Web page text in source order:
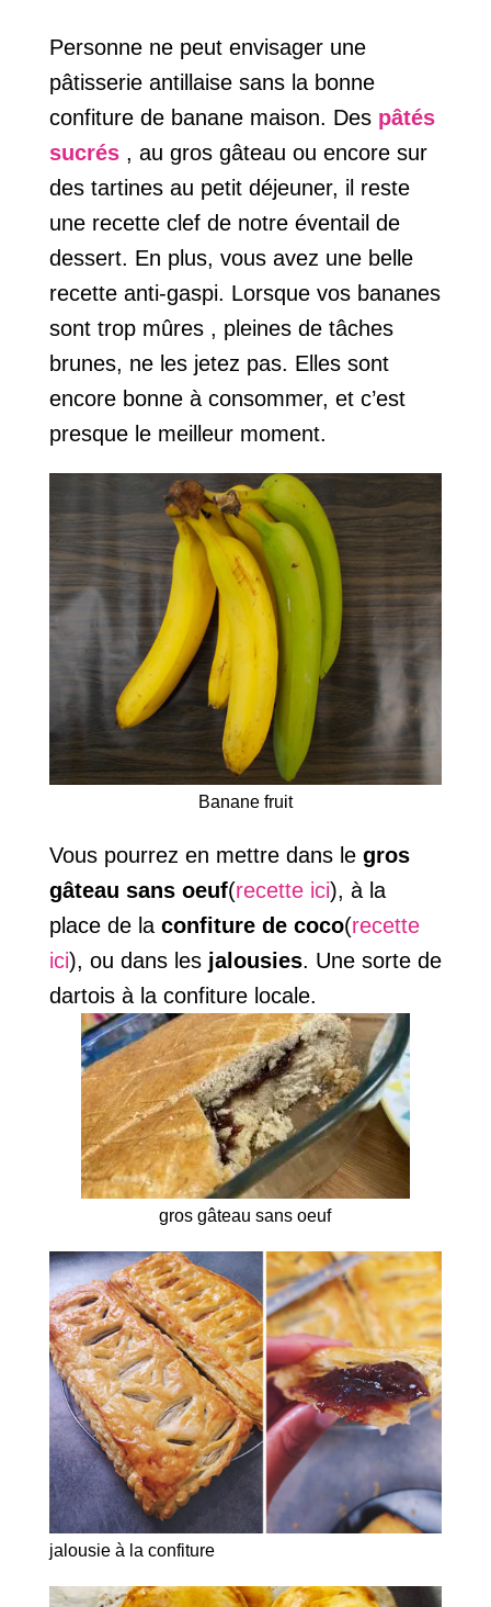
Personne ne peut envisager une
pâtisserie antillaise sans la bonne
confiture de banane maison. Des pâtés
sucrés , au gros gâteau ou encore sur
des tartines au petit déjeuner, il reste
une recette clef de notre éventail de
dessert. En plus, vous avez une belle
recette anti-gaspi. Lorsque vos bananes
sont trop mûres , pleines de tâches
brunes, ne les jetez pas. Elles sont
encore bonne à consommer, et c’est
presque le meilleur moment.
Banane fruit
Vous pourrez en mettre dans le gros
gâteau sans oeuf(recette ici), à la
place de la confiture de coco(recette
ici), ou dans les jalousies. Une sorte de
dartois à la confiture locale.
gros gâteau sans oeuf
jalousie à la confiture